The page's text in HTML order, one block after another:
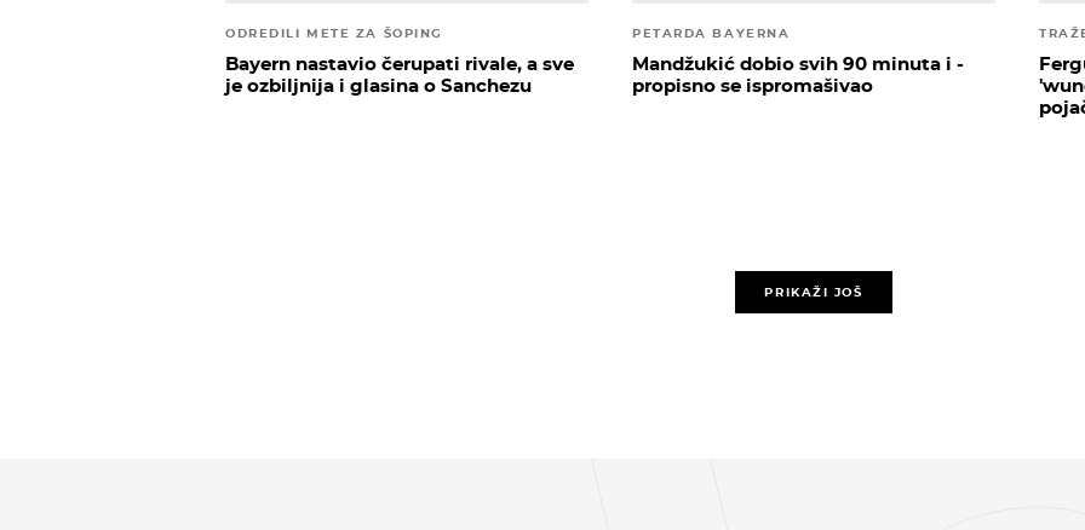
ODREDILI METE ZA ŠOPING
Bayern nastavio čerupati rivale, a sve
je ozbiljnija i glasina o Sanchezu
PETARDA BAYERNA
Mandžukić dobio svih 90 minuta i -
propisno se ispromašivao
PRIKAŽI JOŠ